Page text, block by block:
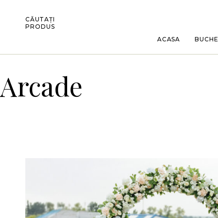
CĂUTAȚI
PRODUS
ACASA
Arcade